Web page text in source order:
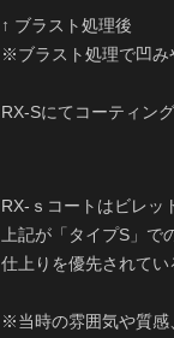
↑ ブラスト処理後
※ブラスト処理で凹み
RX-Sにてコーティング
RX-ｓコートはビレッ
上記が「タイプS」
仕上りを優先されてい
※当時の雰囲気や質感